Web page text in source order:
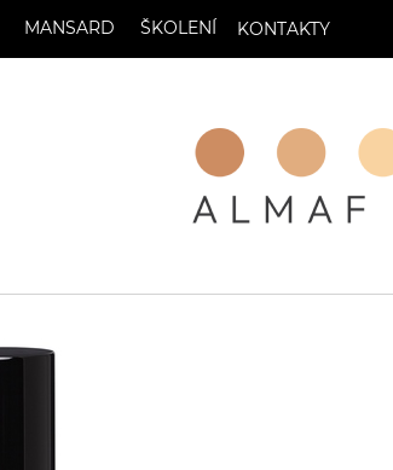
MANSARD ŠKOLENÍ KONTAKTY